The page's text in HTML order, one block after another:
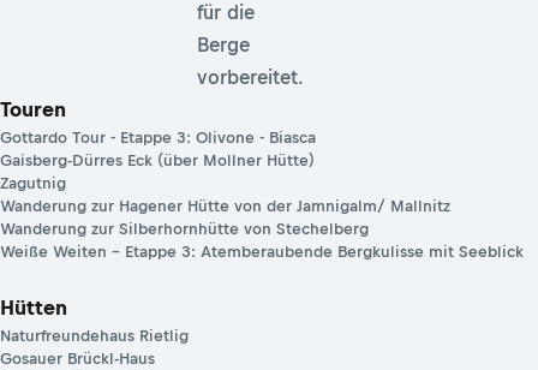
für die
Berge
vorbereitet.
Touren
Gottardo Tour - Etappe 3: Olivone - Biasca
Gaisberg-Dürres Eck (über Mollner Hütte)
Zagutnig
Wanderung zur Hagener Hütte von der Jamnigalm/ Mallnitz
Wanderung zur Silberhornhütte von Stechelberg
Weiße Weiten – Etappe 3: Atemberaubende Bergkulisse mit Seeblick
Hütten
Naturfreundehaus Rietlig
Gosauer Brückl-Haus